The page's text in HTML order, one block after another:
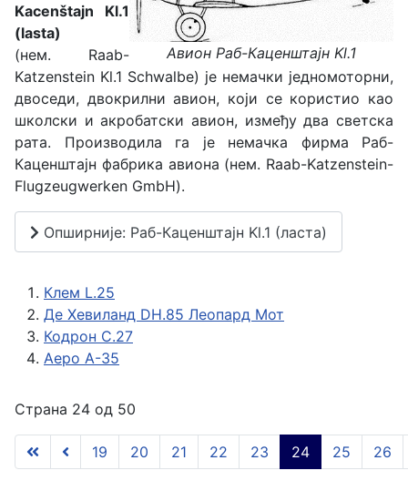
Авион Раб-Каценштајн Kl.1
Kacenštajn Kl.1
(lasta)
(нем. Raab-
Katzenstein Kl.1 Schwalbe) је немачки једномоторни,
двоседи, двокрилни авион, који се користио као
школски и акробатски авион, између два светска
рата. Производила га је немачка фирма Раб-
Каценштајн фабрика авиона (нем. Raab-Katzenstein-
Flugzeugwerken GmbH).
Опширније: Раб-Каценштајн Kl.1 (ласта)
Клем L.25
Де Хевиланд DH.85 Леопард Мот
Кодрон C.27
Аеро A-35
Страна 24 од 50
19 20 21 22 23 24 25 26